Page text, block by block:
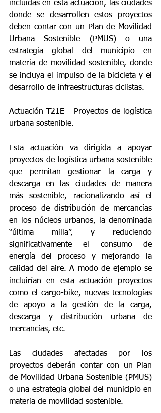
incluidas en esta actuación, las ciudades
donde se desarrollen estos proyectos
deben contar con un Plan de Movilidad
Urbana Sostenible (PMUS) o una
estrategia global del municipio en
materia de movilidad sostenible, donde
se incluya el impulso de la bicicleta y el
desarrollo de infraestructuras ciclistas.
Actuación T21E - Proyectos de logística
urbana sostenible.
Esta actuación va dirigida a apoyar
proyectos de logística urbana sostenible
que permitan gestionar la carga y
descarga en las ciudades de manera
más sostenible, racionalizando así el
proceso de distribución de mercancías
en los núcleos urbanos, la denominada
“última milla”, y reduciendo
significativamente el consumo de
energía del proceso y mejorando la
calidad del aire. A modo de ejemplo se
incluirían en esta actuación proyectos
como el cargo-bike, nuevas tecnologías
de apoyo a la gestión de la carga,
descarga y distribución urbana de
mercancías, etc.
Las ciudades afectadas por los
proyectos deberán contar con un Plan
de Movilidad Urbana Sostenible (PMUS)
o una estrategia global del municipio en
materia de movilidad sostenible.